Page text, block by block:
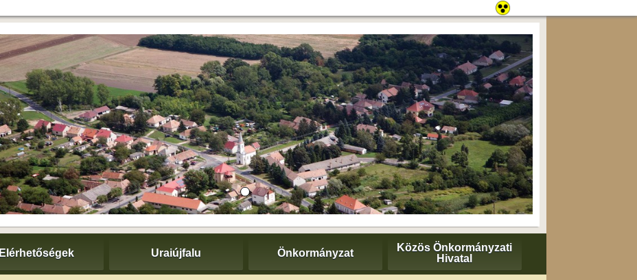
Elérhetőségek Uraiújfalu Önkormányzat
Közös Önkormányzati
Hivatal